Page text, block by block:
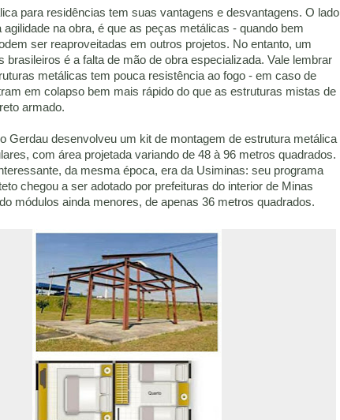
para residências tem suas vantagens e desvantagens. O lado
agilidade na obra, é que as peças metálicas - quando bem
ser reaproveitadas em outros projetos. No entanto, um
brasileiros é a falta de mão de obra especializada. Vale lembrar
metálicas tem pouca resistência ao fogo - em caso de
em colapso bem mais rápido do que as estruturas mistas de
armado.
Gerdau desenvolveu um kit de montagem de estrutura metálica
com área projetada variando de 48 à 96 metros quadrados.
da mesma época, era da Usiminas: seu programa
chegou a ser adotado por prefeituras do interior de Minas
módulos ainda menores, de apenas 36 metros quadrados.